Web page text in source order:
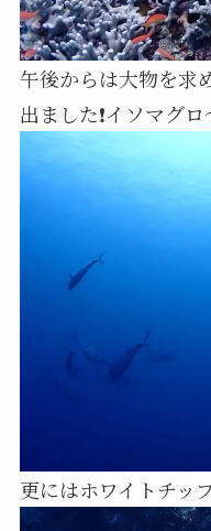
午後からは大物を求
出ました❗イソマグ
更にはホワイトチッ